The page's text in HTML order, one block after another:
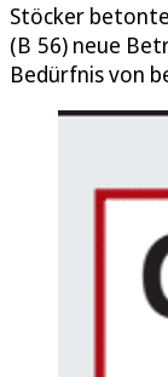
Stöcker
(B 56) neue
Bedürfnis von